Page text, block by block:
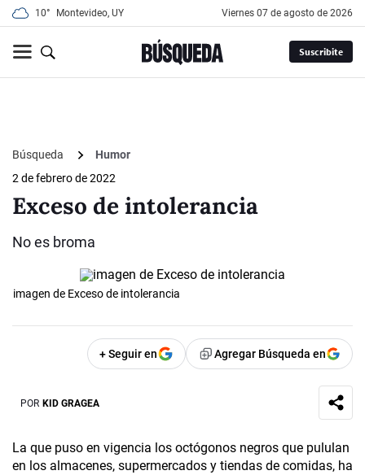
10° Montevideo, UY viernes 07 de agosto de 2026
Suscribite
Búsqueda
Humor
2 de febrero de 2022
Exceso de intolerancia
No es broma
imagen de Exceso de intolerancia
+ Seguir en Agregar Búsqueda en
POR KID GRAGEA
La que puso en vigencia los octógonos negros que pululan
en los almacenes, supermercados y tiendas de comidas, ha